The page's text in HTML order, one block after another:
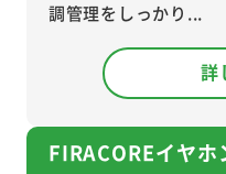
調管理をしっかり...
詳
FIRACOREイヤ